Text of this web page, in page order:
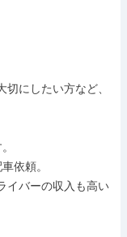
にしたい方など、
依頼。
イバーの収入も高い